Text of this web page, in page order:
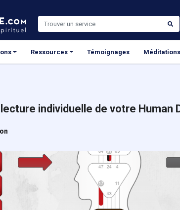
Ressources Témoignages Méditations
individuelle de votre Human